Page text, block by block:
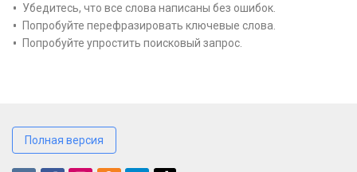
Убедитесь, что все слова написаны без ошибок.
Попробуйте перефразировать ключевые слова.
Попробуйте упростить поисковый запрос.
Полная версия